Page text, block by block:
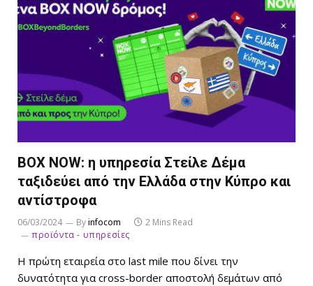
ΒΟΧ NOW: η υπηρεσία Στείλε Δέμα
ταξιδεύει από την Ελλάδα στην Κύπρο και
αντίστροφα
06/03/2024 Byinfocom
2 Mins Read
προϊόντα - υπηρεσίες
Η πρώτη εταιρεία στο last mile που δίνει την
δυνατότητα για cross-border αποστολή δεμάτων από